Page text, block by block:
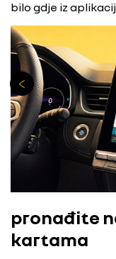
bilo gdje iz
pronađite
kartama